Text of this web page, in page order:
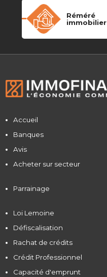
Réméré
immobilier
Accueil
Banques
Avis
Acheter sur secteur
Parrainage
Loi Lemoine
Défiscalisation
Rachat de crédits
Crédit Professionnel
Capacité d'emprunt